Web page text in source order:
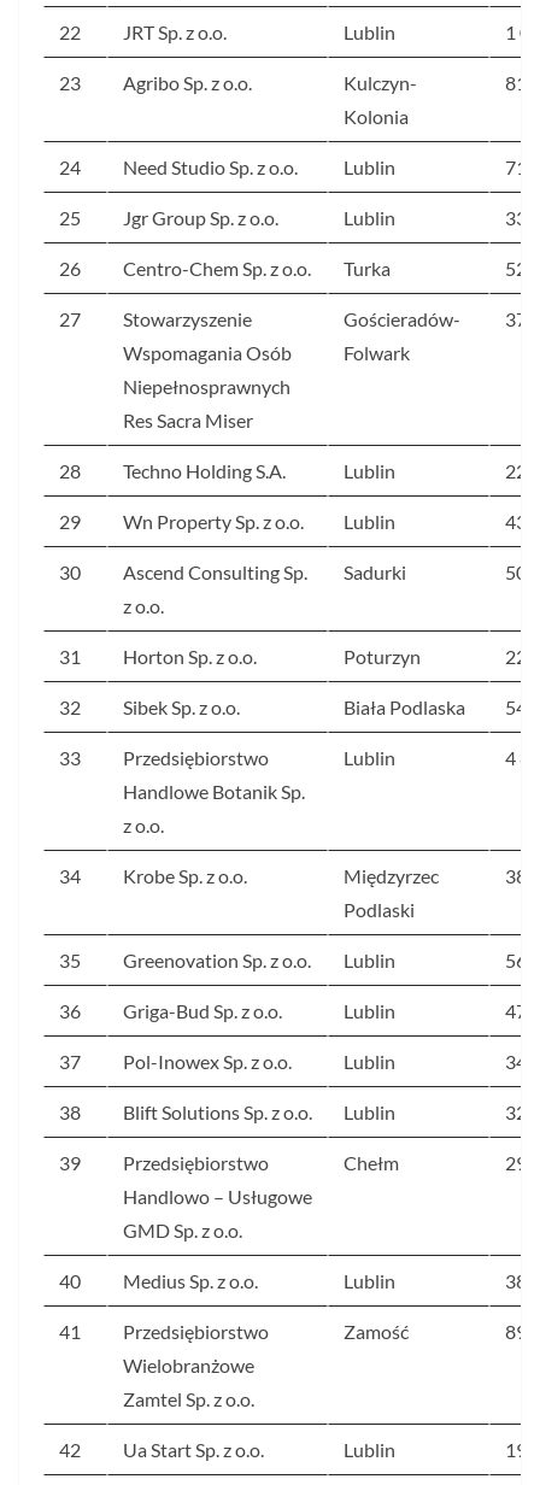
22 JRT Sp. z o.o. Lublin 1
23 Agribo Sp. z o.o.
Kulczyn-
Kolonia
815
24 Need Studio Sp. z o.o. Lublin 713
25 Jgr Group Sp. z o.o. Lublin 337
26 Centro-Chem Sp. z o.o. Turka 526
27
Stowarzyszenie
Wspomagania Osób
Niepełnosprawnych
Res Sacra Miser
Gościeradów-
Folwark
376
28 Techno Holding S.A. Lublin 223
29 Wn Property Sp. z o.o. Lublin 433
30
Ascend Consulting Sp.
z o.o.
Sadurki 506
31 Horton Sp. z o.o. Poturzyn 224
32 Sibek Sp. z o.o. Biała Podlaska 547
33
Przedsiębiorstwo
Handlowe Botanik Sp.
z o.o.
Lublin 4
34 Krobe Sp. z o.o.
Międzyrzec
Podlaski
386
35 Greenovation Sp. z o.o. Lublin 560
36 Griga-Bud Sp. z o.o. Lublin 479
37 Pol-Inowex Sp. z o.o. Lublin 347
38 Blift Solutions Sp. z o.o. Lublin 324
39
Przedsiębiorstwo
Handlowo – Usługowe
GMD Sp. z o.o.
Chełm 295
40 Medius Sp. z o.o. Lublin 387
41
Przedsiębiorstwo
Wielobranżowe
Zamtel Sp. z o.o.
Zamość 896
42 Ua Start Sp. z o.o. Lublin 192